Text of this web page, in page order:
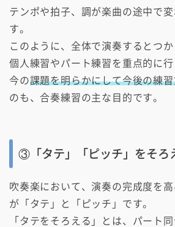
テンポや拍子、調が楽曲の途中で
す。
このように、全体で演奏するとつか
個人練習やパート練習を重点的に行
今の課題を明らかにして今後の練
のも、合奏練習の主な目的です。
③「タテ」「ピッチ」をそろ
吹奏楽において、演奏の完成度を
が「タテ」と「ピッチ」です。
「タテをそろえる」とは、パート